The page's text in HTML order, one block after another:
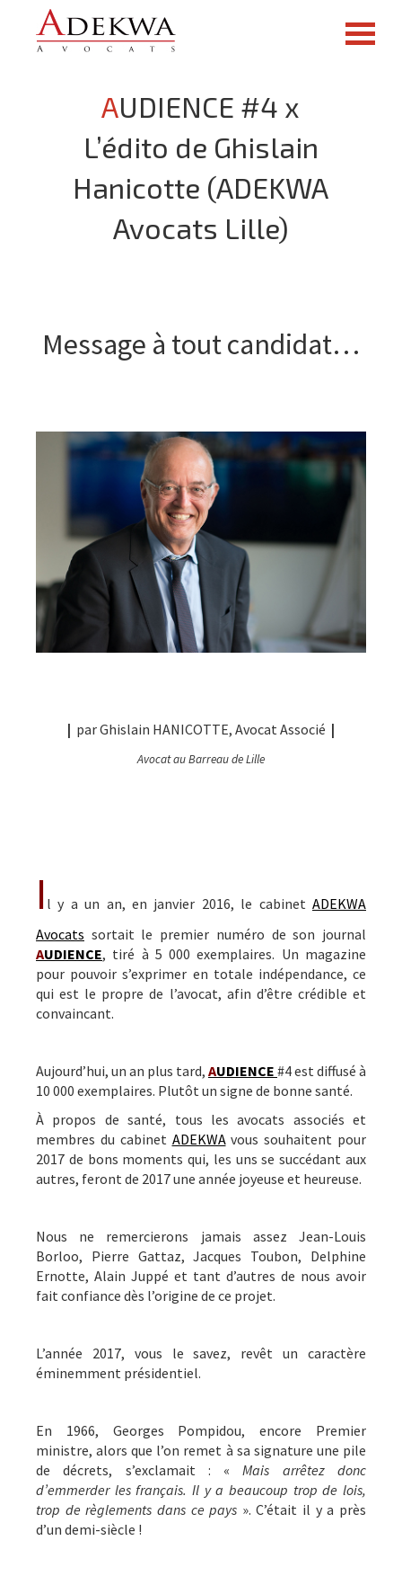
AUDIENCE #4 x
L’édito de Ghislain
Hanicotte (ADEKWA
Avocats Lille)
Message à tout candidat…
| par Ghislain HANICOTTE, Avocat Associé |
Avocat au Barreau de Lille
I l y a un an, en janvier 2016, le cabinet ADEKWA
Avocats sortait le premier numéro de son journal
AUDIENCE, tiré à 5 000 exemplaires. Un magazine
pour pouvoir s’exprimer en totale indépendance, ce
qui est le propre de l’avocat, afin d’être crédible et
convaincant.
Aujourd’hui, un an plus tard, AUDIENCE #4 est diffusé à
10 000 exemplaires. Plutôt un signe de bonne santé.
À propos de santé, tous les avocats associés et
membres du cabinet ADEKWAvous souhaitent pour
2017 de bons moments qui, les uns se succédant aux
autres, feront de 2017 une année joyeuse et heureuse.
Nous ne remercierons jamais assez Jean-Louis
Borloo, Pierre Gattaz, Jacques Toubon, Delphine
Ernotte, Alain Juppé et tant d’autres de nous avoir
fait confiance dès l’origine de ce projet.
L’année 2017, vous le savez, revêt un caractère
éminemment présidentiel.
En 1966, Georges Pompidou, encore Premier
ministre, alors que l’on remet à sa signature une pile
de décrets, s’exclamait : «Mais arrêtez donc
d’emmerder les français. Il y a beaucoup trop de lois,
trop de règlements dans ce pays ». C’était il y a près
d’un demi-siècle !